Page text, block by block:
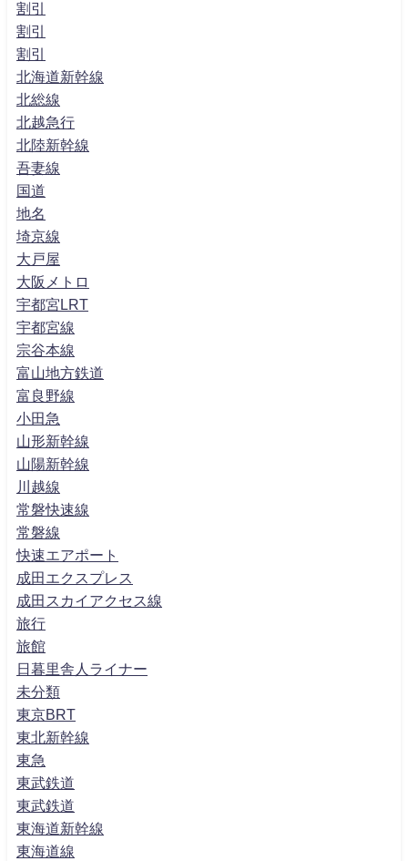
割引
割引
割引
北海道新幹線
北総線
北越急行
北陸新幹線
吾妻線
国道
地名
埼京線
大戸屋
大阪メトロ
宇都宮LRT
宇都宮線
宗谷本線
富山地方鉄道
富良野線
小田急
山形新幹線
山陽新幹線
川越線
常磐快速線
常磐線
快速エアポート
成田エクスプレス
成田スカイアクセス線
旅行
旅館
日暮里舎人ライナー
未分類
東京BRT
東北新幹線
東急
東武鉄道
東武鉄道
東海道新幹線
東海道線